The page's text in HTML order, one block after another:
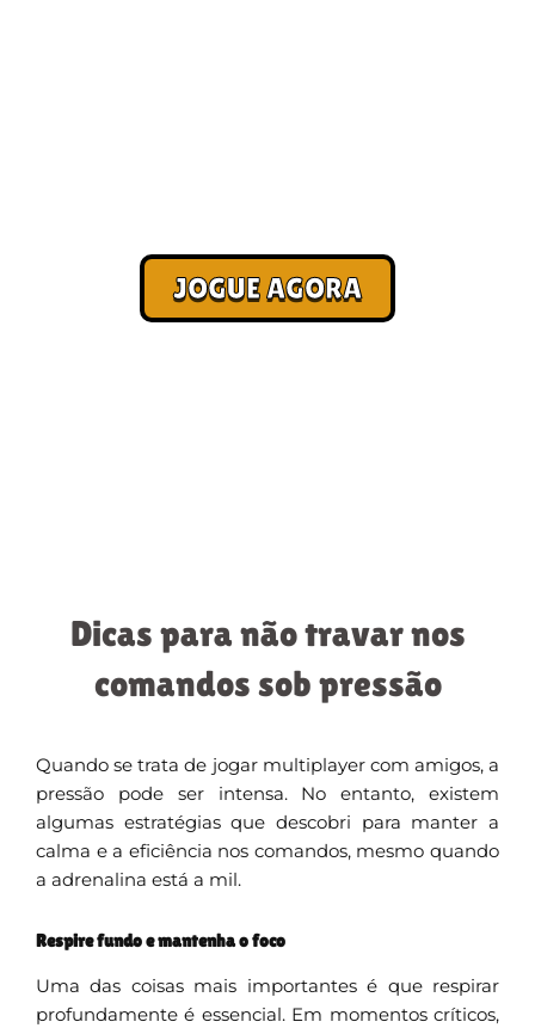
JOGUE AGORA
Dicas para não travar nos
comandos sob pressão
Quando se trata de jogar multiplayer com amigos, a
pressão pode ser intensa. No entanto, existem
algumas estratégias que descobri para manter a
calma e a eficiência nos comandos, mesmo quando
a adrenalina está a mil.
Respire fundo e mantenha o foco
Uma das coisas mais importantes é que respirar
profundamente é essencial. Em momentos críticos,